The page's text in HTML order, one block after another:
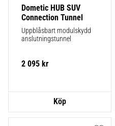
Dometic HUB SUV
Connection Tunnel
Uppblåsbart modulskydd
anslutningstunnel
2 095 kr